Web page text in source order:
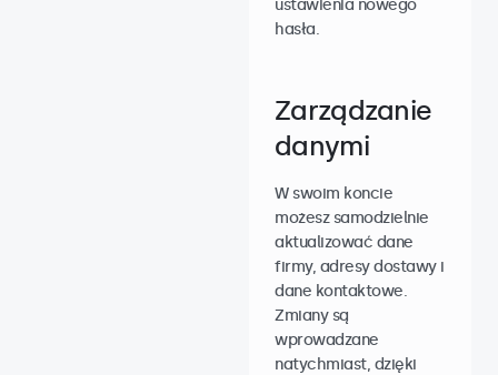
ustawienia nowego
hasła.
Zarządzanie
danymi
W swoim koncie
możesz samodzielnie
aktualizować dane
firmy, adresy dostawy i
dane kontaktowe.
Zmiany są
wprowadzane
natychmiast, dzięki